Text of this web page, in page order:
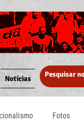
Notícias
Fotos